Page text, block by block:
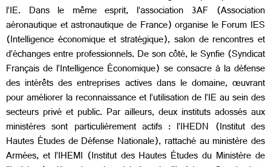
l’IE. Dans le même esprit, l’association 3AF (Association
aéronautique et astronautique de France) organise le Forum IES
(Intelligence économique et stratégique), salon de rencontres et
d’échanges entre professionnels. De son côté, le Synfie (Syndicat
Français de l’Intelligence Économique) se consacre à la défense
des intérêts des entreprises actives dans le domaine, œuvrant
pour améliorer la reconnaissance et l’utilisation de l’IE au sein des
secteurs privé et public. Par ailleurs, deux instituts adossés aux
ministères sont particulièrement actifs : l’IHEDN (Institut des
Hautes Études de Défense Nationale), rattaché au ministère des
Armées, et l’IHEMI (Institut des Hautes Études du Ministère de